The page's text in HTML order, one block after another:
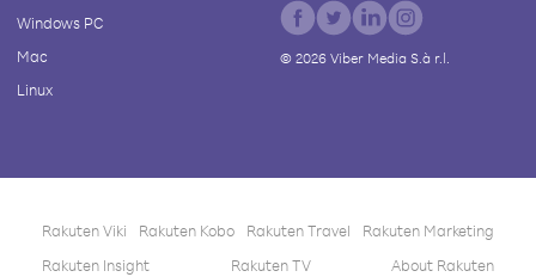
Windows PC
Mac
Linux
© 2026Viber Media S.à r.l.
Rakuten Viki Rakuten Kobo Rakuten Travel
Rakuten Marketing
Rakuten Insight
Rakuten TV About Rakuten